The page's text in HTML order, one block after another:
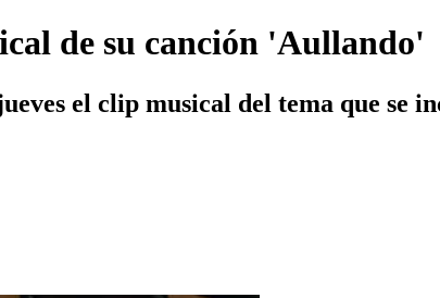
de su canción 'Aullando'
el clip musical del tema que se